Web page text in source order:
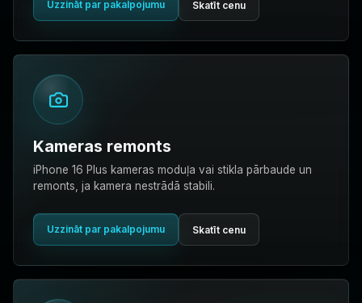
Uzzināt par pakalpojumu Skatīt cenu
Kameras remonts
iPhone 16 Plus kameras moduļa vai stikla pārbaude un
remonts, ja kamera nestrādā stabili.
Uzzināt par pakalpojumu Skatīt cenu